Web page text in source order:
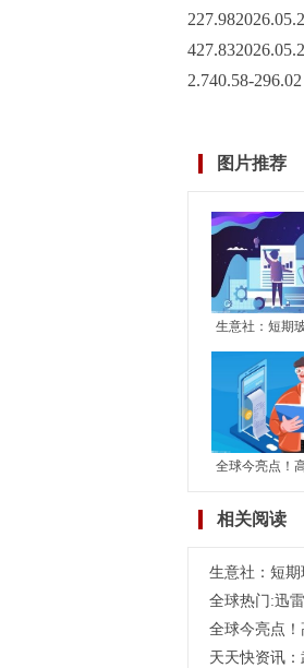
2.740.58-296.02
图片推荐
生意社：短期
场震荡运行 关
恢复及房地产
全球今亮点！
响？学考对高
相关阅读
生意社：短
全球热门:迅
全球今亮点
天天快资讯